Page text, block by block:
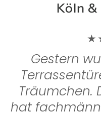
Köln
Gestern
Träumchen.
hat